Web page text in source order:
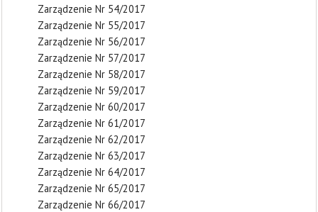
Zarządzenie Nr 54/2017
Zarządzenie Nr 55/2017
Zarządzenie Nr 56/2017
Zarządzenie Nr 57/2017
Zarządzenie Nr 58/2017
Zarządzenie Nr 59/2017
Zarządzenie Nr 60/2017
Zarządzenie Nr 61/2017
Zarządzenie Nr 62/2017
Zarządzenie Nr 63/2017
Zarządzenie Nr 64/2017
Zarządzenie Nr 65/2017
Zarządzenie Nr 66/2017